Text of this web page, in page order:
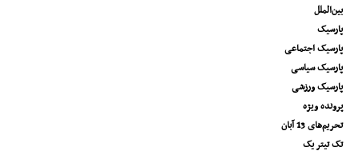
بین‌الملل
پارسیک
پارسیک اجتماعی
پارسیک سیاسی
پارسیک ورزشی
پرونده ویژه
تحریم‌های 13 آبان
تک تیتر یک